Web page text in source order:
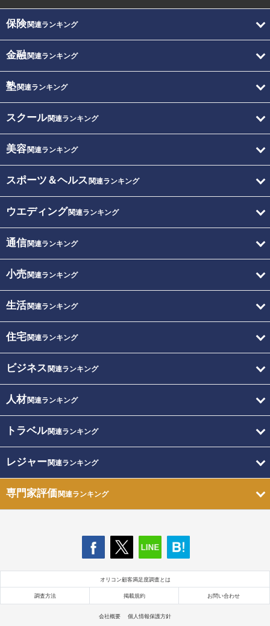
保険関連ランキング
金融関連ランキング
塾関連ランキング
スクール関連ランキング
美容関連ランキング
スポーツ＆ヘルス 関連ランキング
ウエディング関連ランキング
通信関連ランキング
小売関連ランキング
生活関連ランキング
住宅関連ランキング
ビジネス 関連ランキング
人材関連ランキング
トラベル関連ランキング
レジャー関連ランキング
専門家評価関連ランキング
オリコン顧客満足度調査とは
調査方法 掲載規約 お問い合わせ
会社概要 個人情報保護方針